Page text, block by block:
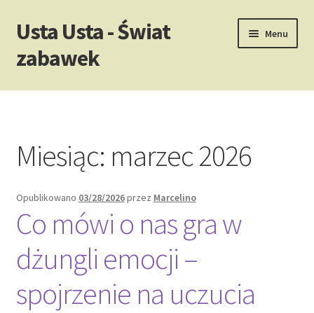
Przejdź
do
nawigacji
Przejdź
do
treści
Usta Usta - Świat
zabawek
Menu
Strona główna
Miesiąc: marzec 2026
Opublikowano 03/28/2026przez Marcelino
Co mówi o nas gra w
dżungli emocji –
spojrzenie na uczucia